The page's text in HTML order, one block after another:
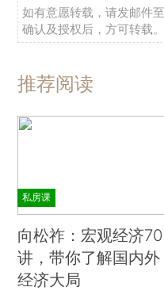
如有意愿转载，请发邮件至
确认及授权后，方可转载。
推荐阅读
私房课
向松祚：宏观经济70
讲，带你了解国内外
经济大局